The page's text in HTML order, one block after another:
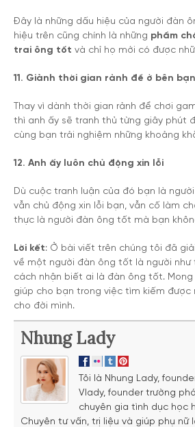
Đây là những dấu hiệu của người đàn
hiệu trên cũng chính là những phẩm
trai ông tốt và chỉ họ mới có được
11. Giành thời gian rảnh để ở bên bạn
Thay vì dành thời gian rảnh để chơi
thì anh ấy sẽ tranh thủ từng giây phút
cùng bạn trải nghiệm những khoảng
12. Anh ấy luôn chủ động xin lỗi
Dù cuộc tranh luận của đó bạn là
vẫn chủ động xin lỗi bạn, vẫn cố làm
thực là người đàn ông tốt mà bạn
Lời kết: Ở bài viết trên chúng tôi đã
về một người đàn ông tốt là người như
cách nhận biết ai là đàn ông tốt.
giúp cho bạn trong việc tìm kiếm
cho đời mình.
Nhung Lady
Tôi là Nhung Lady,
Vlady, founder trường
chuyên gia tình dục học
Chuyên tư vấn, trị liệu và giúp phụ nữ